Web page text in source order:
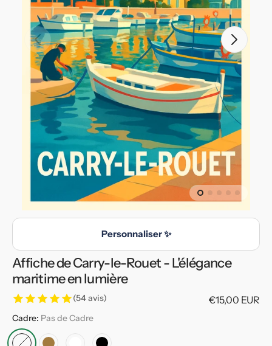
Ouvrir
les
supports
multimédia
en
vedette
dans
la
vue
de
galerie
Personnaliser ✨
Affiche de Carry-le-Rouet - L'élégance
maritime en lumière
(54 avis)
Prix
€15,00 EUR
Cadre: Pas de Cadre